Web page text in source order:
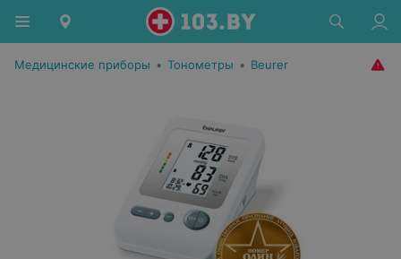
Медицинские приборы • Тонометры • Beurer